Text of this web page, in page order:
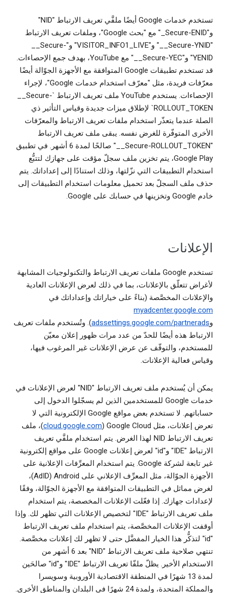
تستخدم خدمات Google أيضًا ملفَّي تعريف الارتباط "NID"
و"‎_Secure-ENID" مع "بحث Google"، وملفات تعريف الارتباط
"‎__Secure-YNID" و"VISITOR_INFO1_LIVE" و"‎__Secure-
YENID" و"‎__Secure-YEC" مع YouTube، بهدف جمع الإحصاءات.
قد تستخدم تطبيقات Google المتوافقة مع الأجهزة الجوّالة أيضًا
معرّفات فريدة، مثل "معرّف استخدام خدمات Google"، لإجراء
الإحصاءات. يستخدم YouTube ملف تعريف الارتباط `‎__Secure-
ROLLOUT_TOKEN` لإطلاق ميزات جديدة وقياس التأثير ذي
الصلة عندما يتعذّر استخدام ملفات تعريف الارتباط والمعرّفات
الأخرى المتوفّرة للغرض نفسه. يبقى ملف تعريف الارتباط
"‎__Secure-ROLLOUT_TOKEN" صالحًا لمدة 6 أشهر. في تطبيق
Google Play، يتم تخزين ملف سجلّ مؤقت على جهازك لتتبُّع
استخدام التطبيقات التي نزّلتها، وذلك استنادًا إلى إعداداتك. يتم
حذف ملف السجلّ بعد تحميل معلومات استخدام التطبيقات إلى
خادم Google وتخزينها في حسابك على Google.
الإعلانات
تستخدم Google ملفات تعريف الارتباط والتكنولوجيات المشابهة
لأغراض تتعلّق بالإعلانات، بما في ذلك لعرض الإعلانات العادية
والإعلانات المخصَّصة (بناءً على خياراتك وإعداداتك في
myadcenter.google.com
وadssettings.google.com/partnerads). وتُستخدم ملفات تعريف
الارتباط هذه أيضًا للحدّ من عدد مرات ظهور إعلان معيّن
للمستخدم، والتوقّف عن عرض الإعلانات غير المرغوب فيها،
وقياس فعالية الإعلانات.
يمكن أن يُستخدم ملف تعريف الارتباط "NID" لعرض الإعلانات في
خدمات Google للمستخدمين الذين لم يسجّلوا الدخول إلى
حساباتهم. لا تستخدم بعض مواقع Google الإلكترونية التي لا
تعرض إعلانات، مثل Google Cloud ‏(
cloud.google.com)، ملف
تعريف الارتباط NID لهذا الغرض. يتم استخدام ملفَّي تعريف
الارتباط "IDE" و"id" لعرض إعلانات Google على مواقع إلكترونية
غير تابعة لشركة Google. يتم استخدام المعرِّفات الإعلانية على
الأجهزة الجوّالة، مثل المعرِّف الإعلاني على Android ‏(AdID)،
لغرض مماثل في التطبيقات المتوافقة مع الأجهزة الجوّالة، وفقًا
لإعدادات جهازك. إذا فعّلت الإعلانات المخصصة، يتم استخدام
ملف تعريف الارتباط "IDE" لتخصيص الإعلانات التي تظهر لك. وإذا
أوقفت الإعلانات المخصَّصة، يتم استخدام ملف تعريف الارتباط
"id" لتذكُّر هذا الخيار المفضَّل حتى لا تظهر لك إعلانات مخصَّصة.
تنتهي صلاحية ملف تعريف الارتباط "NID" بعد 6 أشهر من
الاستخدام الأخير. يظلّ ملفّا تعريف الارتباط "IDE" و"id" صالحَين
لمدة 13 شهرًا في المنطقة الاقتصادية الأوروبية وسويسرا
والمملكة المتحدة، ولمدة 24 شهرًا في البلدان والمناطق الأخرى.